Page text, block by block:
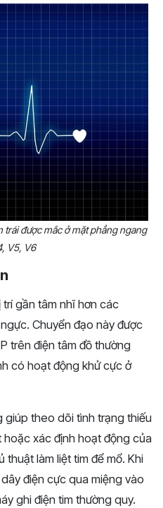
trái được mắc ở mặt phẳng ngang
V5, V6
gần tâm nhĩ hơn các
Chuyển đạo này được
trên điện tâm đồ thường
có hoạt động khử cực ở
giúp theo dõi tình trạng thiếu
xác định hoạt động của
thuật làm liệt tim để mổ. Khi
điện cực qua miệng vào
ghi điện tim thường quy.